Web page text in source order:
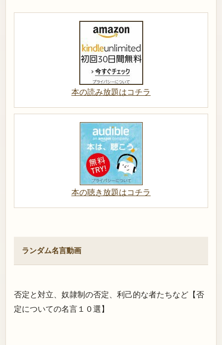
本の読み放題はコチラ
本の聴き放題はコチラ
ランダム名言動画
否定と対立、奴隷制の否定、利己的な者たちなど【否
定についての名言１０選】